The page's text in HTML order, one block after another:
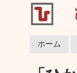
ホーム